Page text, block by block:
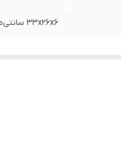
۳۳x۲۶x۶ سانتی‌متر